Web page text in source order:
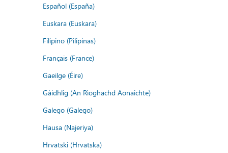
Español (España)
Euskara (Euskara)
Filipino (Pilipinas)
Français (France)
Gaeilge (Éire)
Gàidhlig (An Rìoghachd Aonaichte)
Galego (Galego)
Hausa (Najeriya)
Hrvatski (Hrvatska)